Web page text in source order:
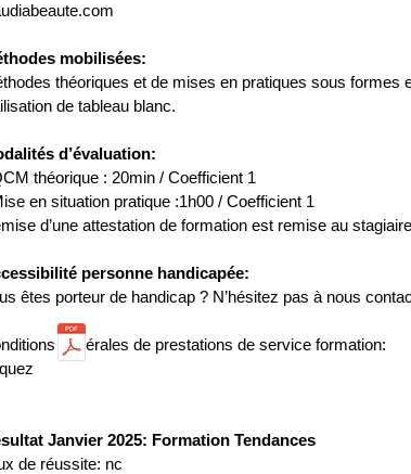
mobilisées:
théoriques et de mises en pratiques sous
de tableau blanc.
d’évaluation:
théorique : 20min / Coefficient 1
en situation pratique :1h00 / Coefficient 1
d’une attestation de formation est remise au
personne handicapée:
êtes porteur de handicap ? N’hésitez pas à nous
générales de prestations de service formation:
Janvier 2025: Formation Tendances
de réussite: nc